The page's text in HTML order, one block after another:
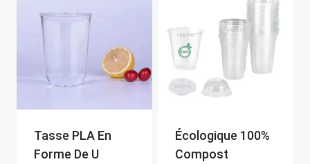
Tasse PLA En
Forme De U
Écologique 100%
Compost